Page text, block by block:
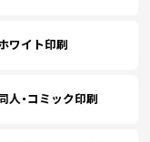
ワイト印刷
人・コミック印刷